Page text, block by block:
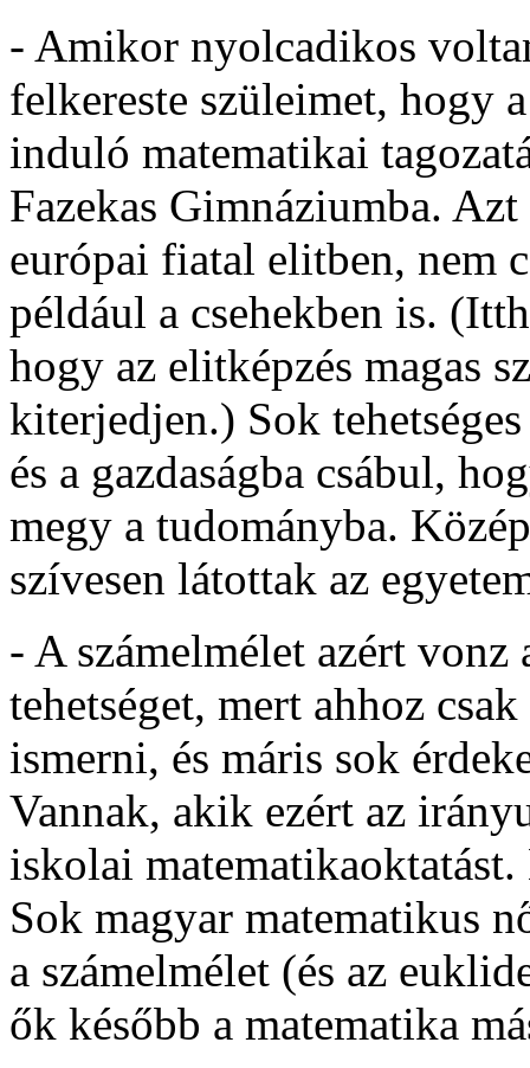
- Amikor nyolcadikos
felkereste szüleimet, hogy
induló matematikai
Fazekas Gimnáziumba.
európai fiatal elitben, nem
például a csehekben is.
hogy az elitképzés magas
kiterjedjen.) Sok
és a gazdaságba csábul,
megy a tudományba.
szívesen látottak az
- A számelmélet azért
tehetséget, mert ahhoz
ismerni, és máris sok
Vannak, akik ezért az
iskolai
Sok magyar matematikus
a számelmélet (és az
ők később a matematika